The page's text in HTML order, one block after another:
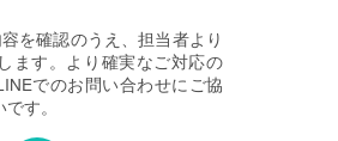
を確認のうえ、担当者より
ます。より確実なご対応の
でのお問い合わせにご協
す。